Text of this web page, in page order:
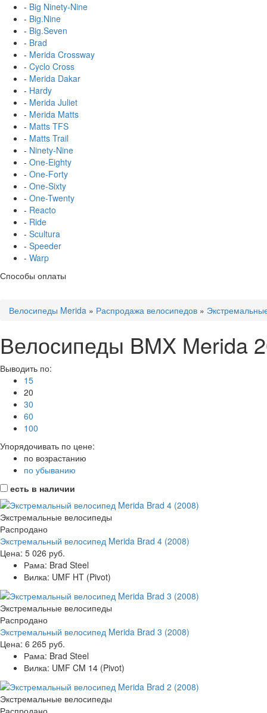
- Big Ninety-Nine
- Big.Nine
- Big.Seven
- Brad
- Merida Crossway
- Cyclo Cross
- Merida Dakar
- Hardy
- Merida Juliet
- Merida Matts
- Matts TFS
- Matts Trail
- Ninety-Nine
- One-Eighty
- One-Forty
- One-Sixty
- One-Twenty
- Reacto
- Ride
- Scultura
- Speeder
- Warp
Способы оплаты
Велосипеды Merida » Распродажа велосипедов »
Велосипеды BMX Merida
Выводить по:
15
20
30
60
100
Упорядочивать по цене:
по возрастанию
по убыванию
есть в наличии
Экстремальные велосипеды
Распродано
Экстремальный велосипед Merida Brad 4 (2008)
Цена: 5 026 руб.
Рама: Brad Steel
Вилка: UMF HT (Pivot)
Экстремальные велосипеды
Распродано
Экстремальный велосипед Merida Brad 3 (2008)
Цена: 6 265 руб.
Рама: Brad Steel
Вилка: UMF CM 14 (Pivot)
Экстремальные велосипеды